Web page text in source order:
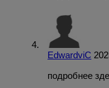
EdwardviC
подробнее